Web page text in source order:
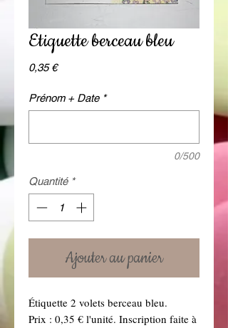
Etiquette berceau bleu
0,35 €Prix
Prénom + Date *
0/500
Quantité *
Ajouter au panier
Étiquette 2 volets berceau bleu.
Prix : 0,35 € l'unité. Inscription faite à